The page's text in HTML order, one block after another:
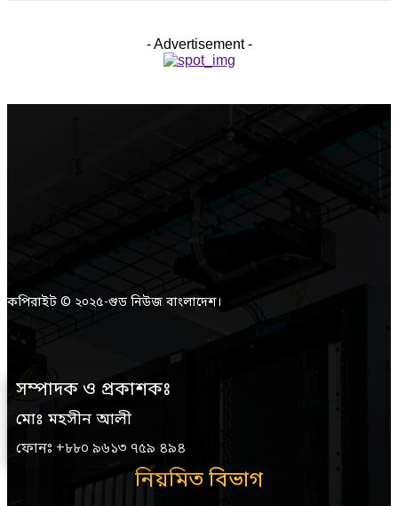
- Advertisement -
কপিরাইট © ২০২৫-গুড নিউজ বাংলাদেশ।
সম্পাদক ও প্রকাশকঃ
মোঃ মহসীন আলী
ফোনঃ +৮৮০ ৯৬১৩ ৭৫৯ ৪৯৪
নিয়মিত বিভাগ